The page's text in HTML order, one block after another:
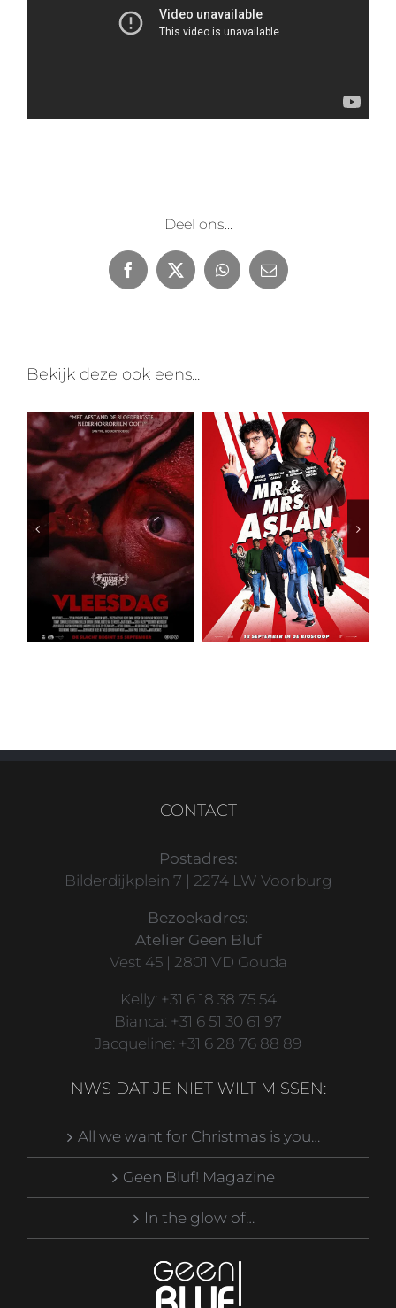
Deel ons...
Facebook
X WhatsApp
E-
mail
Bekijk deze ook eens...
CONTACT
Postadres:
Bilderdijkplein 7 | 2274 LW Voorburg
Bezoekadres:
Atelier Geen Bluf
Vest 45 | 2801 VD Gouda
Kelly: +31 6 18 38 75 54
Bianca: +31 6 51 30 61 97
Jacqueline: +31 6 28 76 88 89
NWS DAT JE NIET WILT MISSEN:
All we want for Christmas is you…
Geen Bluf! Magazine
In the glow of…